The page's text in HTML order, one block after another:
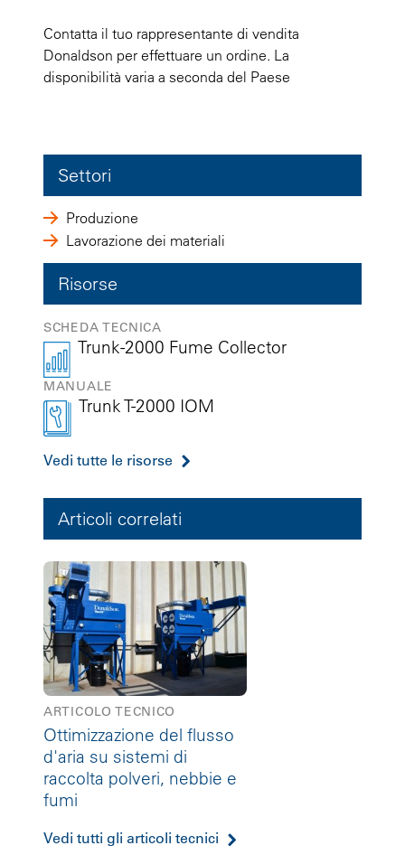
Contatta il tuo rappresentante di vendita
Donaldson per effettuare un ordine. La
disponibilità varia a seconda del Paese
Settori
Produzione
Lavorazione dei materiali
Risorse
SCHEDA TECNICA
Trunk-2000 Fume Collector
MANUALE
Trunk T-2000 IOM
Vedi tutte le risorse
Articoli correlati
ARTICOLO TECNICO
Ottimizzazione del flusso
d'aria su sistemi di
raccolta polveri, nebbie e
fumi
Vedi tutti gli articoli tecnici